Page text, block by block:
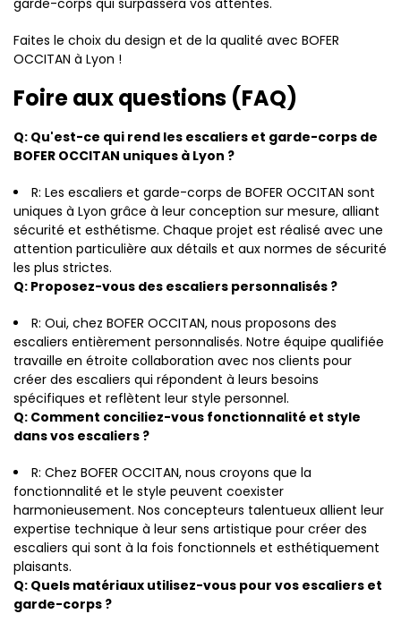
garde-corps qui surpassera vos attentes.
Faites le choix du design et de la qualité avec BOFER
OCCITAN à Lyon !
Foire aux questions (FAQ)
Q: Qu'est-ce qui rend les escaliers et garde-corps de
BOFER OCCITAN uniques à Lyon ?
R: Les escaliers et garde-corps de BOFER OCCITAN sont
uniques à Lyon grâce à leur conception sur mesure, alliant
sécurité et esthétisme. Chaque projet est réalisé avec une
attention particulière aux détails et aux normes de sécurité
les plus strictes.
Q: Proposez-vous des escaliers personnalisés ?
R: Oui, chez BOFER OCCITAN, nous proposons des
escaliers entièrement personnalisés. Notre équipe qualifiée
travaille en étroite collaboration avec nos clients pour
créer des escaliers qui répondent à leurs besoins
spécifiques et reflètent leur style personnel.
Q: Comment conciliez-vous fonctionnalité et style
dans vos escaliers ?
R: Chez BOFER OCCITAN, nous croyons que la
fonctionnalité et le style peuvent coexister
harmonieusement. Nos concepteurs talentueux allient leur
expertise technique à leur sens artistique pour créer des
escaliers qui sont à la fois fonctionnels et esthétiquement
plaisants.
Q: Quels matériaux utilisez-vous pour vos escaliers et
garde-corps ?